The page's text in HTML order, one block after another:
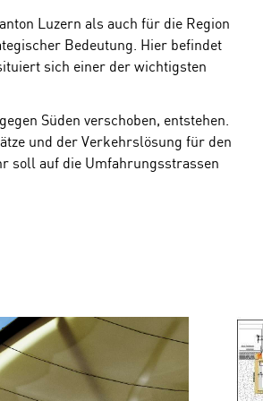
Luzern als auch für die Region
Bedeutung. Hier befindet
sich einer der wichtigsten
Süden verschoben, entstehen.
und der Verkehrslösung für den
soll auf die Umfahrungsstrassen